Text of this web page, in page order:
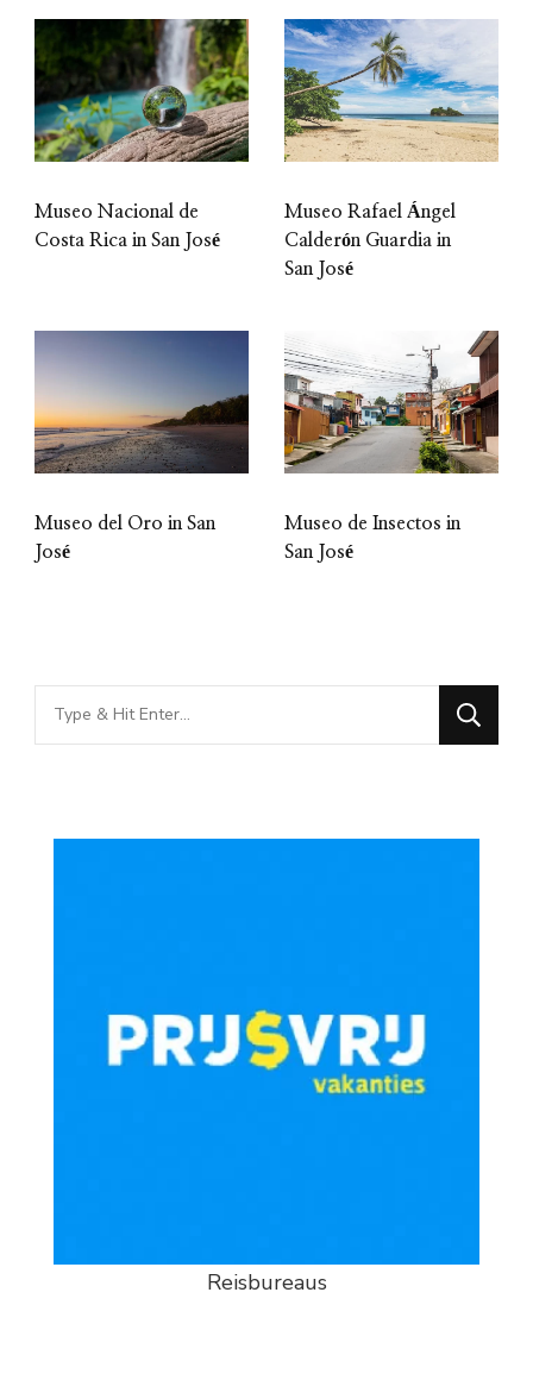
Museo Nacional de
Costa Rica in San José
Museo Rafael Ángel
Calderón Guardia in
San José
Museo del Oro in San
José
Museo de Insectos in
San José
Looking
for
Reisbureaus